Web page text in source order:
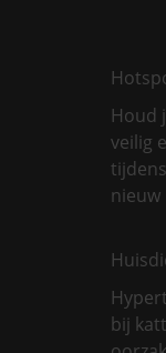
Houd
veilig
nieuw
bij